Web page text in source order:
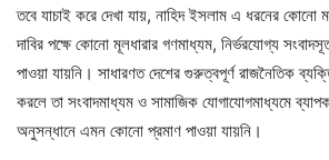
তবে যাচাই করে দেখা যায়, নাহিদ ইসলাম এ ধরনের
দাবির পক্ষে কোনো মূলধারার গণমাধ্যম, নির্ভরযোগ্য
পাওয়া যায়নি। সাধারণত দেশের গুরুত্বপূর্ণ রাজনৈতিক
করলে তা সংবাদমাধ্যম ও সামাজিক যোগাযোগমাধ্যমে
অনুসন্ধানে এমন কোনো প্রমাণ পাওয়া যায়নি।